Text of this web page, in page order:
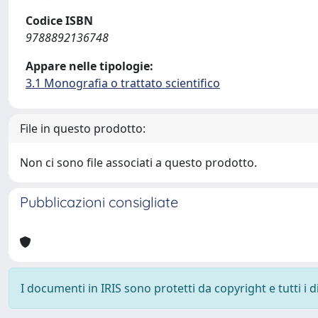
Codice ISBN
9788892136748
Appare nelle tipologie:
3.1 Monografia o trattato scientifico
File in questo prodotto:
Non ci sono file associati a questo prodotto.
Pubblicazioni consigliate
I documenti in IRIS sono protetti da copyright e tutti i